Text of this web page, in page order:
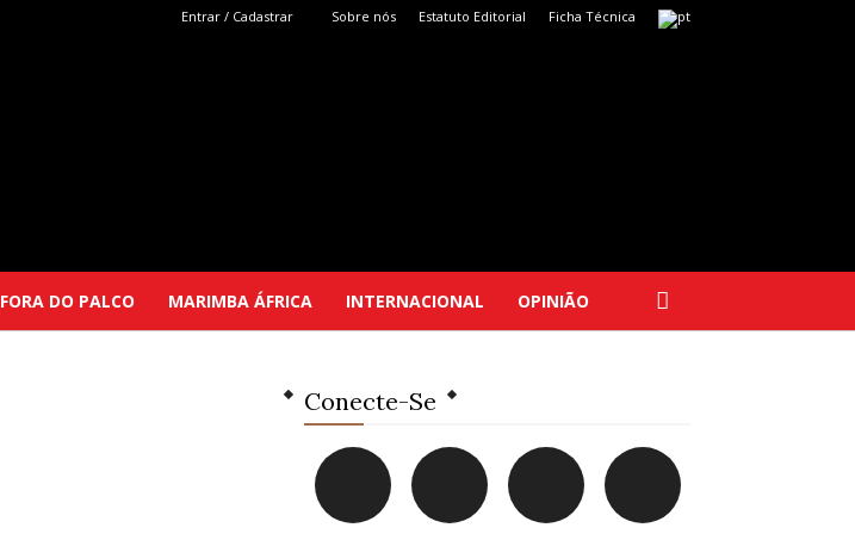
Entrar / Cadastrar Sobre nós Estatuto Editorial Ficha Técnica
FORA DO PALCO MARIMBA ÁFRICA INTERNACIONAL OPINIÃO
Conecte-Se